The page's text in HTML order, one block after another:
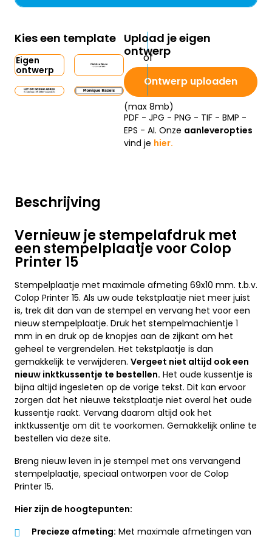
Beschrijving
Vernieuw je stempelafdruk met
een stempelplaatje voor Colop
Printer 15
Stempelplaatje met maximale afmeting 69x10 mm. t.b.v.
Colop Printer 15. Als uw oude tekstplaatje niet meer juist
is, trek dit dan van de stempel en vervang het voor een
nieuw stempelplaatje. Druk het stempelmachientje 1
mm in en druk op de knopjes aan de zijkant om het
geheel te vergrendelen. Het tekstplaatje is dan
gemakkelijk te verwijderen. Vergeet niet altijd ook een
nieuw inktkussentje te bestellen. Het oude kussentje is
bijna altijd ingesleten op de vorige tekst. Dit kan ervoor
zorgen dat het nieuwe tekstplaatje niet overal het oude
kussentje raakt. Vervang daarom altijd ook het
inktkussentje om dit te voorkomen. Gemakkelijk online te
bestellen via deze site.
Breng nieuw leven in je stempel met ons vervangend
stempelplaatje, speciaal ontworpen voor de Colop
Printer 15.
Hier zijn de hoogtepunten:
Precieze afmeting: Met maximale afmetingen van
Kies een template
Eigen
ontwerp
Upload je eigen
ontwerp
Ontwerp uploaden
(max 8mb)
PDF - JPG - PNG - TIF - BMP -
EPS - AI. Onze aanleveropties
vind je hier.